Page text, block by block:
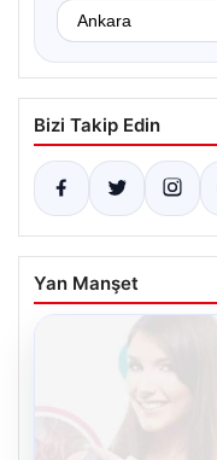
Bizi Takip Edin
Yan Manşet